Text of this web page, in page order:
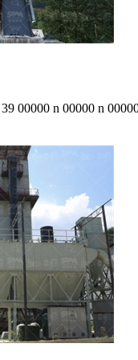
00000 n 00000 n